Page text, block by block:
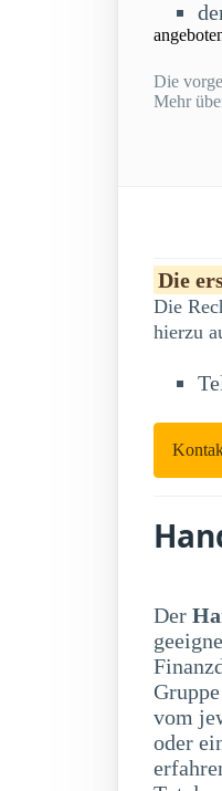
Die
Mehr
Die
Die
hierzu
Der
vom
oder
entsteht
CFD-
das
das